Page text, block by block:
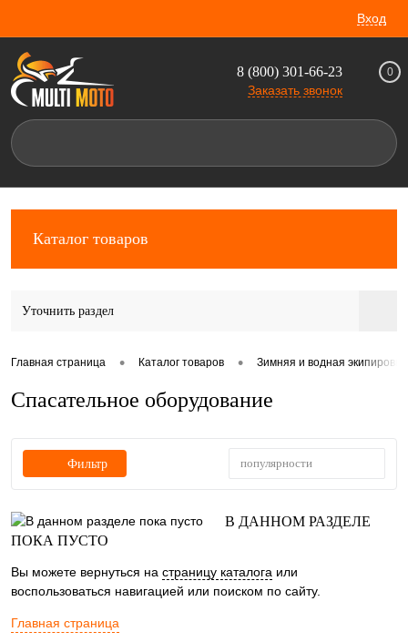
Вход
8 (800) 301-66-23
Заказать звонок
0
Каталог товаров
Уточнить раздел
Главная страница • Каталог товаров • Зимняя и водная
Спасательное оборудование
Фильтр популярности
В ДАННОМ РАЗДЕЛЕ
ПОКА ПУСТО
Вы можете вернуться на страницу каталога или
воспользоваться навигацией или поиском по сайту.
Главная страница